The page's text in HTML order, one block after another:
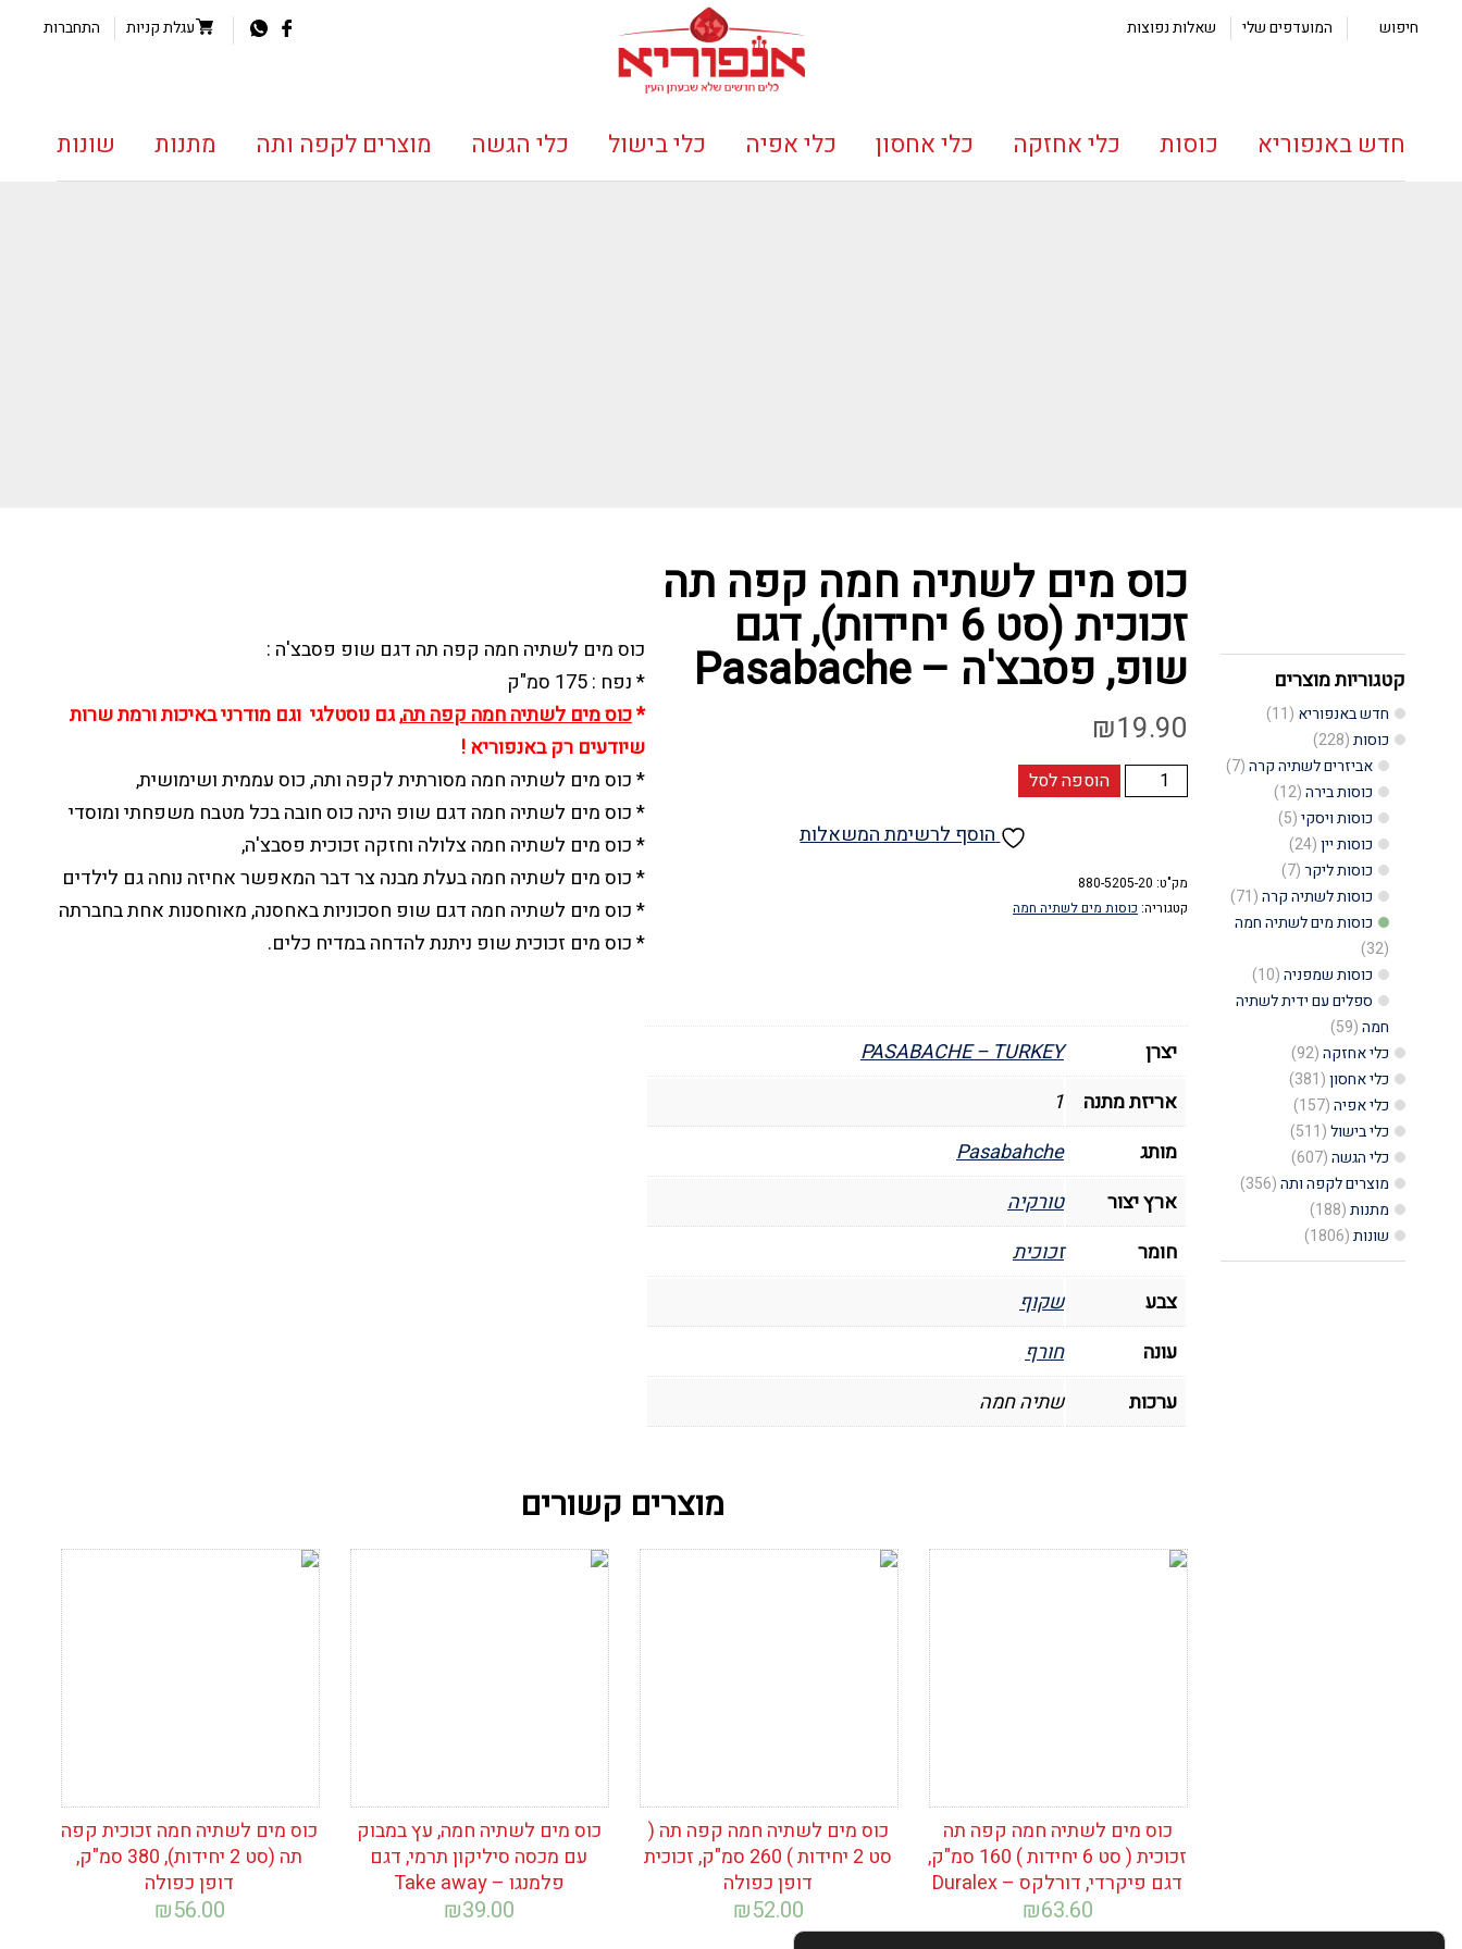
חיפוש המועדפים שלי שאלות נפוצות עגלת קניות התחברות
חדש באנפוריא כוסות כלי אחזקה כלי אחסון כלי אפיה כלי בישול כלי הגשה מוצרים לקפה ותה מתנות שונות
קטגוריות מוצרים
חדש באנפוריא (11)
כוסות(228)
אביזרים לשתיה קרה(7)
כוסות בירה(12)
כוסות ויסקי(5)
כוסות יין(24)
כוסות ליקר(7)
כוסות לשתיה קרה(71)
כוסות מים לשתיה חמה
(32)
כוסות שמפניה(10)
ספלים עם ידית לשתיה
חמה(59)
כלי אחזקה(92)
כלי אחסון(381)
כלי אפיה(157)
כלי בישול(511)
כלי הגשה(607)
מוצרים לקפה ותה(356)
מתנות(188)
שונות(1806)
כוס מים לשתיה חמה קפה תה
זכוכית (סט 6 יחידות), דגם
שופ, פסבצ'ה – Pasabache
₪19.90
כמות
מים
לשתיה
זכוכית
(סט
דגם
שופ,
פסבצ'ה
-
Pasabache
הוספה לסל
הוסף לרשימת המשאלות
מק"ט: 880-5205-20
קטגוריה: כוסות מים לשתיה חמה
כוס מים לשתיה חמה קפה תה דגם שופ פסבצ'ה :
* נפח : 175 סמ"ק
*כוס מים לשתיה חמה קפה תה, גם נוסטלגי וגם מודרני באיכות ורמת שרות
שיודעים רק באנפוריא !
* כוס מים לשתיה חמה מסורתית לקפה ותה, כוס עממית ושימושית,
* כוס מים לשתיה חמה דגם שופ הינה כוס חובה בכל מטבח משפחתי ומוסדי
* כוס מים לשתיה חמה צלולה וחזקה זכוכית פסבצ'ה,
* כוס מים לשתיה חמה בעלת מבנה צר דבר המאפשר אחיזה נוחה גם לילדים
* כוס מים לשתיה חמה דגם שופ חסכוניות באחסנה, מאוחסנות אחת בחברתה
* כוס מים זכוכית שופ ניתנת להדחה במדיח כלים.
יצרן
PASABACHE – TURKEY
אריזת מתנה
1
מותג
Pasabahche
ארץ יצור
טורקיה
חומר
זכוכית
צבע
שקוף
עונה
חורף
ערכות
שתיה חמה
מוצרים קשורים
כוס מים לשתיה חמה קפה תה
זכוכית ( סט 6 יחידות ) 160 סמ"ק,
דגם פיקרדי, דורלקס – Duralex
₪63.60
כוס מים לשתיה חמה קפה תה (
סט 2 יחידות ) 260 סמ"ק, זכוכית
דופן כפולה
₪52.00
כוס מים לשתיה חמה, עץ במבוק
עם מכסה סיליקון תרמי, דגם
פלמנגו – Take away
₪39.00
כוס מים לשתיה חמה זכוכית קפה
תה (סט 2 יחידות), 380 סמ"ק,
דופן כפולה
₪56.00